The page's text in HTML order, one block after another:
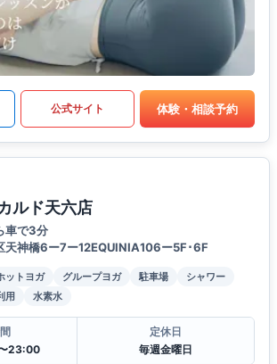
公式サイト 体験・相談予約
ルド天六店
車で3分
天神橋6ー7ー12EQUINIA106ー5F･6F
ットヨガ グループヨガ 駐車場
シャワー
用 水素水
23:00
定休日
毎週金曜日